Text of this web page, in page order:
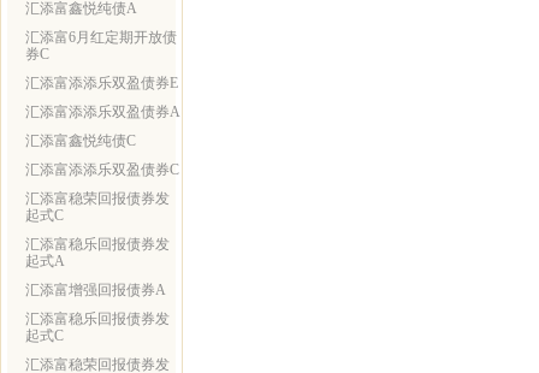
汇添富鑫悦纯债A
汇添富6月红定期开放债
券C
汇添富添添乐双盈债券E
汇添富添添乐双盈债券A
汇添富鑫悦纯债C
汇添富添添乐双盈债券C
汇添富稳荣回报债券发
起式C
汇添富稳乐回报债券发
起式A
汇添富增强回报债券A
汇添富稳乐回报债券发
起式C
汇添富稳荣回报债券发